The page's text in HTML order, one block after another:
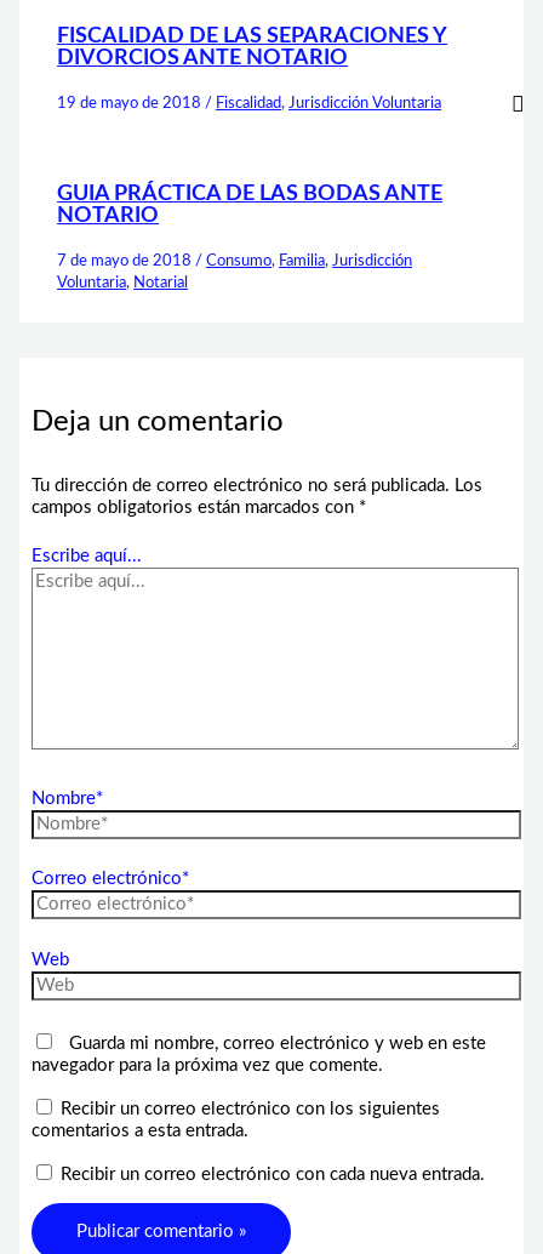
FISCALIDAD DE LAS SEPARACIONES Y
DIVORCIOS ANTE NOTARIO
19 de mayo de 2018 / Fiscalidad, Jurisdicción Voluntaria
GUIA PRÁCTICA DE LAS BODAS ANTE
NOTARIO
7 de mayo de 2018 /Consumo, Familia, Jurisdicción
Voluntaria, Notarial
Deja un comentario
Tu dirección de correo electrónico no será publicada. Los
campos obligatorios están marcados con *
Escribe aquí...
Nombre*
Correo electrónico*
Web
Guarda mi nombre, correo electrónico y web en este
navegador para la próxima vez que comente.
Recibir un correo electrónico con los siguientes
comentarios a esta entrada.
Recibir un correo electrónico con cada nueva entrada.